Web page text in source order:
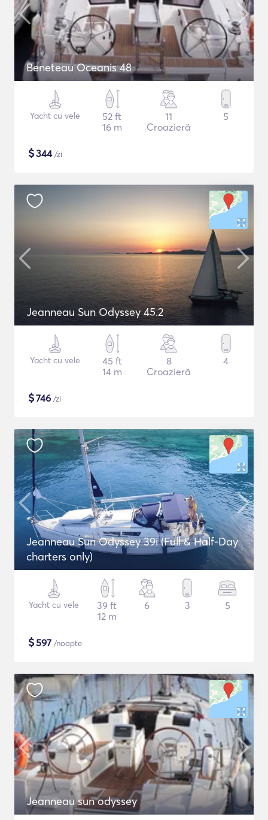
Beneteau Oceanis 48
Yacht cu vele
52 ft
16 m
11
Croazieră
5
$344/zi
Jeanneau Sun Odyssey 45.2
Yacht cu vele
45 ft
14 m
8
Croazieră
4
$746 /zi
Jeanneau Sun Odyssey 39i (Full & Half-Day
charters only)
Yacht cu vele
39 ft
12 m
6 3 5
$597 /noapte
Jeanneau sun odyssey